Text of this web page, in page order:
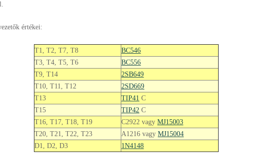
értékei:
T1, T2, T7, T8
BC546
T3, T4, T5, T6
BC556
T9, T14
2SB649
T10, T11, T12
2SD669
T13
TIP41 C
T15
TIP42 C
T16, T17, T18, T19
C2922 vagyMJ15003
T20, T21, T22, T23
A1216 vagyMJ15004
D1, D2, D3
1N4148